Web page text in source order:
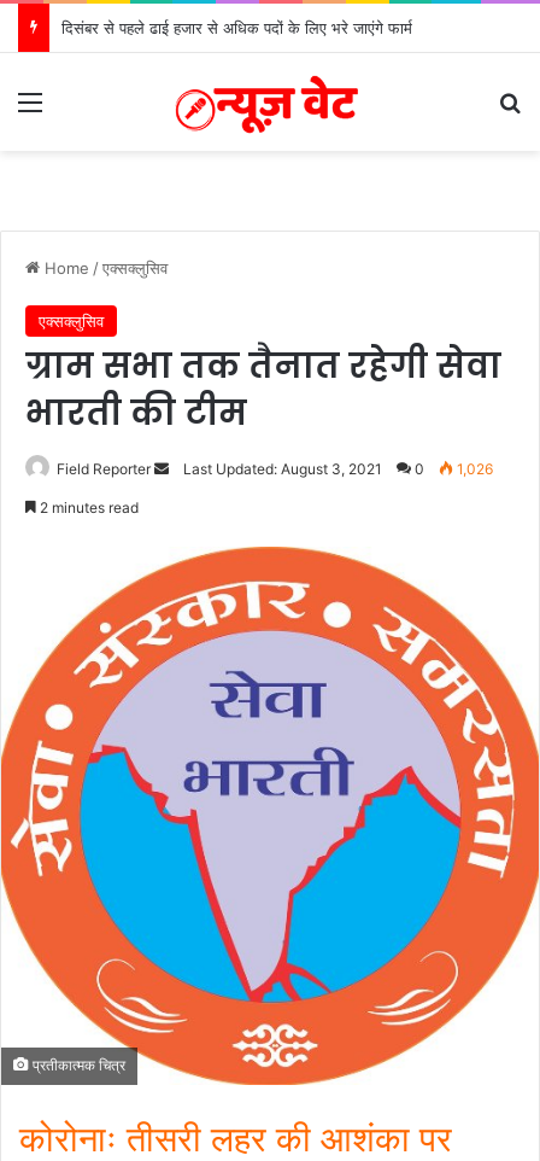
दिसंबर से पहले ढाई हजार से अधिक पदों के लिए भरे जाएंगे फार्म
Menu
Home /एक्सक्लुसिव
एक्सक्लुसिव
ग्राम सभा तक तैनात रहेगी सेवा
भारती की टीम
Field Reporter
SendLast Updated: August 3, 2021 0 1,026
2 minutes read
प्रतीकात्मक चित्र
कोरोनाः तीसरी लहर की आशंका पर